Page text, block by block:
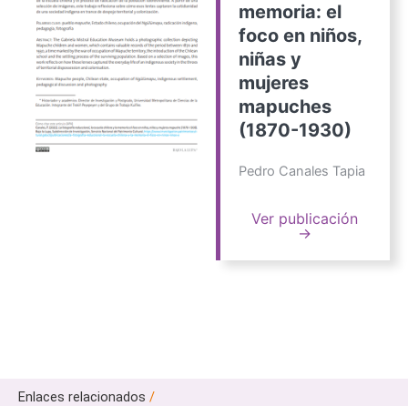
memoria: el
foco en niños,
niñas y
mujeres
mapuches
(1870-1930)
Pedro Canales Tapia
Ver publicación
→
Enlaces relacionados /